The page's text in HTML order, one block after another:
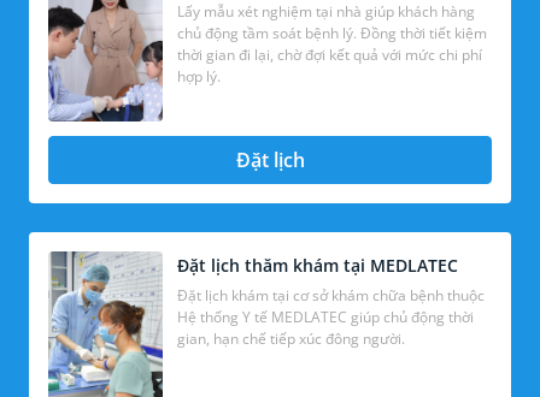
Lấy mẫu xét nghiệm tại nhà giúp khách hàng
chủ động tầm soát bệnh lý. Đồng thời tiết kiệm
thời gian đi lại, chờ đợi kết quả với mức chi phí
hợp lý.
Đặt lịch
Đặt lịch thăm khám tại MEDLATEC
Đặt lịch khám tại cơ sở khám chữa bệnh thuộc
Hệ thống Y tế MEDLATEC giúp chủ động thời
gian, hạn chế tiếp xúc đông người.